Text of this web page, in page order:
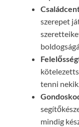
szerepet
tenni
mindig